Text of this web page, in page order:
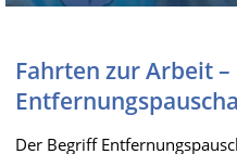
Fahrten zur Arbeit –
Der Begriff